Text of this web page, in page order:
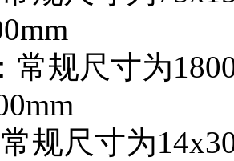
常规尺寸为
规尺寸为